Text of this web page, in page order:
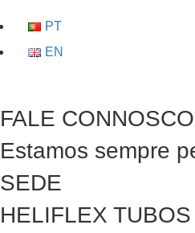
PT
EN
FALE CONNOSCO
Estamos sempre
SEDE
HELIFLEX